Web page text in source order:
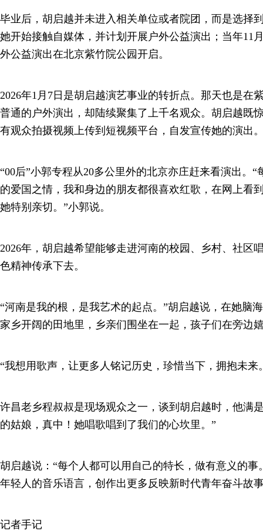
毕业后，胡启越并未进入相关单位或者院团，而是选择
她开始接触自媒体，并计划开展户外公益演出；当年11
外公益演出在北京紫竹院公园开启。
2026年1月7日是胡启越演艺事业的转折点。那天也是在
普通的户外演出，却陆续聚集了上千名观众。胡启越既
有观众拍摄视频上传到短视频平台，自发宣传她的演出
“00后”小郭专程从20多公里外的北京亦庄赶来看演出。
的爱国之情，我和身边的朋友都很喜欢红歌，在网上看
她特别亲切。”小郭说。
2026年，胡启越希望能够走进河南的校园、乡村、社区
色精神传承下去。
“河南是我的根，是我艺术的起点。”胡启越说，在她脑
家乡开阔的田地里，乡亲们围坐在一起，孩子们在旁边
“我想用歌声，让更多人铭记历史，珍惜当下，拥抱未来
许昌老乡程叔叔是现场观众之一，谈到胡启越时，他满
的姑娘，真中！她唱歌唱到了我们的心坎里。”
胡启越说：“每个人都可以用自己的特长，做有意义的事
年轻人的音乐语言，创作出更多反映新时代青年奋斗故
记者手记